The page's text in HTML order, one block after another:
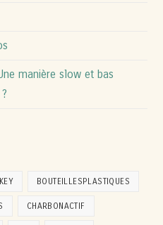
manière slow et bas
BOUTEILLESPLASTIQUES
CHARBONACTIF